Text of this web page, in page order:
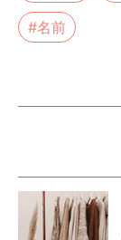
#名前